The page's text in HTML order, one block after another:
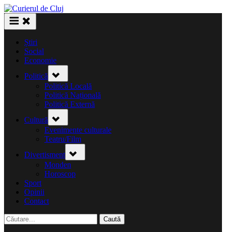
Skip
to
content
Știri
Social
Economie
Politică
sub-
menu
Politică Locală
Politică Națională
Politică Externă
Cultură
sub-
menu
Evenimente culturale
Teatru/Film
Divertisment sub-
menu
Monden
Horoscop
Sport
Opinii
Contact
Caută
după: